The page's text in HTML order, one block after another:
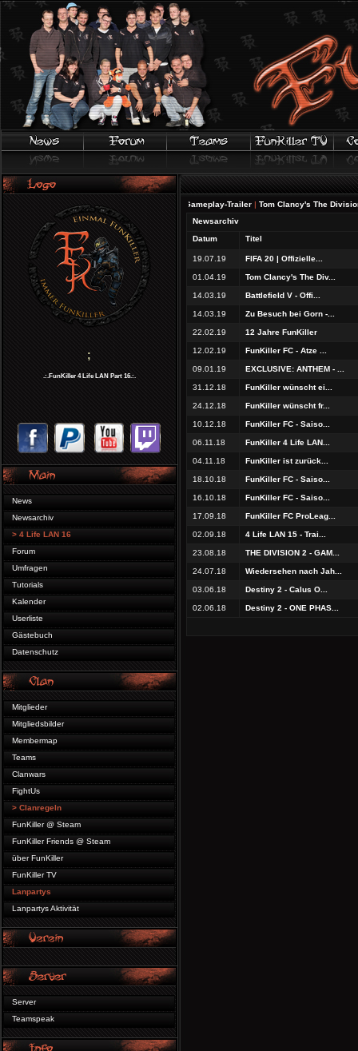
;
.:.FunKiller 4 Life LAN Part 16.:.
News
Newsarchiv
> 4 Life LAN 16
Forum
Umfragen
Tutorials
Kalender
Userliste
Gästebuch
Datenschutz
Mitglieder
Mitgliedsbilder
Membermap
Teams
Clanwars
FightUs
> Clanregeln
FunKiller @ Steam
FunKiller Friends @ Steam
über FunKiller
FunKiller TV
Lanpartys
Lanpartys Aktivität
Server
Teamspeak
FIFA 20 | Offizieller Gameplay-Trailer|Tom Clancy's The Division 2 -
Newsarchiv
Datum
Titel
19.07.19 FIFA 20 | Offizielle...
01.04.19 Tom Clancy's The Div...
14.03.19 Battlefield V - Offi...
14.03.19 Zu Besuch bei Gorn -...
22.02.19 12 Jahre FunKiller
12.02.19 FunKiller FC - Atze ...
09.01.19 EXCLUSIVE: ANTHEM - ...
31.12.18 FunKiller wünscht ei...
24.12.18 FunKiller wünscht fr...
10.12.18 FunKiller FC - Saiso...
06.11.18 FunKiller 4 Life LAN...
04.11.18 FunKiller ist zurück...
18.10.18 FunKiller FC - Saiso...
16.10.18 FunKiller FC - Saiso...
17.09.18 FunKiller FC ProLeag...
02.09.18 4 Life LAN 15 - Trai...
23.08.18 THE DIVISION 2 - GAM...
24.07.18 Wiedersehen nach Jah...
03.06.18 Destiny 2 - Calus O...
02.06.18 Destiny 2 - ONE PHAS...